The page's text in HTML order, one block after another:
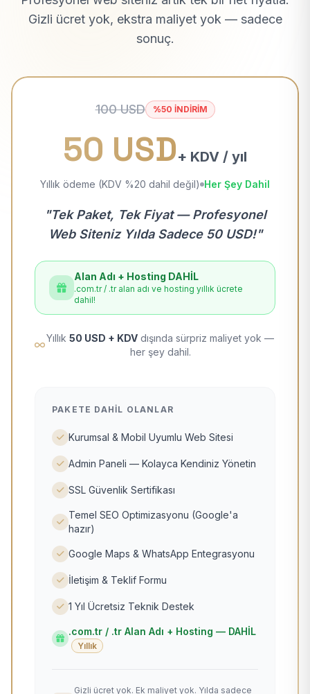
Gizli ücret yok, ekstra maliyet yok — sadece
sonuç.
100 USD %50 İNDİRİM
50 USD+ KDV / yıl
Yıllık ödeme (KDV %20 dahil değil) Her Şey Dahil
"Tek Paket, Tek Fiyat — Profesyonel
Web Siteniz Yılda Sadece 50 USD!"
Alan Adı + Hosting DAHİL
.com.tr / .tr alan adı ve hosting yıllık ücrete
dahil!
Yıllık 50 USD + KDV dışında sürpriz maliyet yok —
her şey dahil.
PAKETE DAHIL OLANLAR
Kurumsal & Mobil Uyumlu Web Sitesi
Admin Paneli — Kolayca Kendiniz Yönetin
SSL Güvenlik Sertifikası
Temel SEO Optimizasyonu (Google'a
hazır)
Google Maps & WhatsApp Entegrasyonu
İletişim & Teklif Formu
1 Yıl Ücretsiz Teknik Destek
.com.tr / .tr Alan Adı + Hosting — DAHİL
Yıllık
Gizli ücret yok. Ek maliyet yok. Yılda sadece